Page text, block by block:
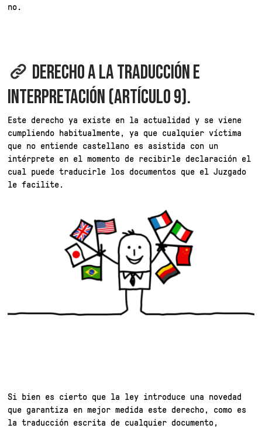
no.
DERECHO A LA TRADUCCIÓN E
INTERPRETACIÓN (ARTÍCULO 9).
Este derecho ya existe en la actualidad y se viene
cumpliendo habitualmente, ya que cualquier víctima
que no entiende castellano es asistida con un
intérprete en el momento de recibirle declaración el
cual puede traducirle los documentos que el Juzgado
le facilite.
Si bien es cierto que la ley introduce una novedad
que garantiza en mejor medida este derecho, como es
la traducción escrita de cualquier documento,